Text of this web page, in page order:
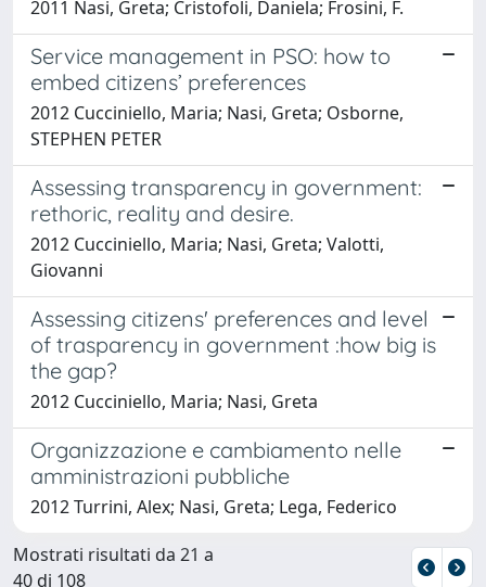
2011 Nasi, Greta; Cristofoli, Daniela; Frosini, F.
Service management in PSO: how to
embed citizens’ preferences
2012 Cucciniello, Maria; Nasi, Greta; Osborne,
STEPHEN PETER
Assessing transparency in government:
rethoric, reality and desire.
2012 Cucciniello, Maria; Nasi, Greta; Valotti,
Giovanni
Assessing citizens' preferences and level
of trasparency in government :how big is
the gap?
2012 Cucciniello, Maria; Nasi, Greta
Organizzazione e cambiamento nelle
amministrazioni pubbliche
2012 Turrini, Alex; Nasi, Greta; Lega, Federico
Mostrati risultati da 21 a
40 di 108